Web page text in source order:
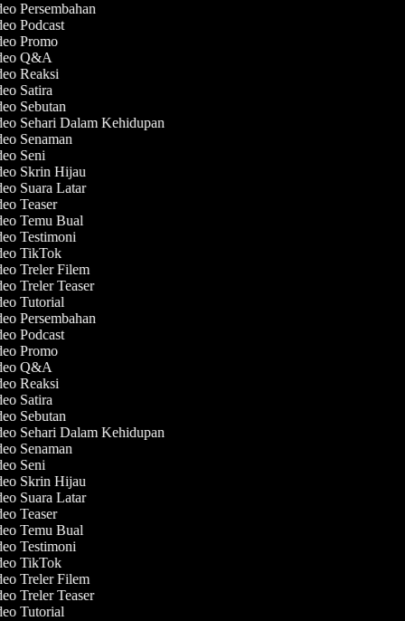
Persembahan
Podcast
Promo
Q&A
Reaksi
Satira
Sebutan
Sehari Dalam Kehidupan
Senaman
Seni
Skrin Hijau
Suara Latar
Teaser
Temu Bual
Testimoni
TikTok
Treler Filem
Treler Teaser
Tutorial
Persembahan
Podcast
Promo
Q&A
Reaksi
Satira
Sebutan
Sehari Dalam Kehidupan
Senaman
Seni
Skrin Hijau
Suara Latar
Teaser
Temu Bual
Testimoni
TikTok
Treler Filem
Treler Teaser
Tutorial